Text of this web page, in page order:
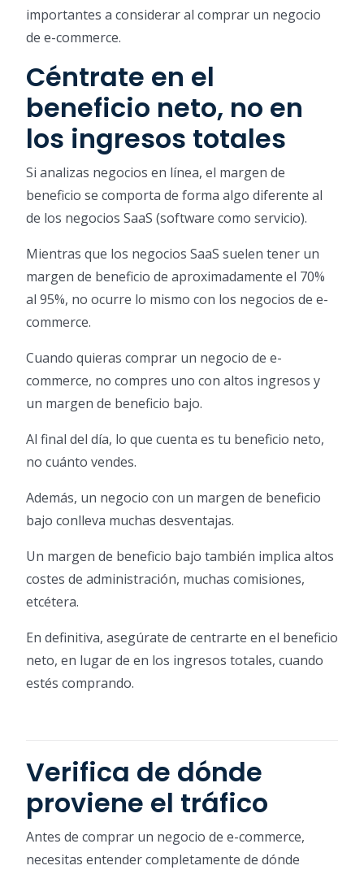
importantes a considerar al comprar un negocio
de e-commerce.
Céntrate en el
beneficio neto, no en
los ingresos totales
Si analizas negocios en línea, el margen de
beneficio se comporta de forma algo diferente al
de los negocios SaaS (software como servicio).
Mientras que los negocios SaaS suelen tener un
margen de beneficio de aproximadamente el 70%
al 95%, no ocurre lo mismo con los negocios de e-
commerce.
Cuando quieras comprar un negocio de e-
commerce, no compres uno con altos ingresos y
un margen de beneficio bajo.
Al final del día, lo que cuenta es tu beneficio neto,
no cuánto vendes.
Además, un negocio con un margen de beneficio
bajo conlleva muchas desventajas.
Un margen de beneficio bajo también implica altos
costes de administración, muchas comisiones,
etcétera.
En definitiva, asegúrate de centrarte en el beneficio
neto, en lugar de en los ingresos totales, cuando
estés comprando.
Verifica de dónde
proviene el tráfico
Antes de comprar un negocio de e-commerce,
necesitas entender completamente de dónde